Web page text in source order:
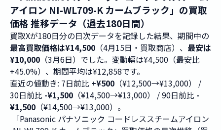
アイロン NI-WL709-K カームブラック」の買取
価格 推移データ（過去180日間）
買取Xが180日分の日次データを記録した結果、期間中の
最高買取価格は¥14,500 （4月15日・買取商店）、 最安は
¥10,000 （3月6日）でした。変動幅は¥4,500（最安比
+45.0%）、期間平均は¥12,858です。
直近の値動き: 7日前比 +¥500 （¥12,500→¥13,000） /
30日前比 -¥1,500 （¥14,500→¥13,000） / 90日前比 -
¥1,500 （¥14,500→¥13,000）。
「Panasonic パナソニック コードレススチームアイロン